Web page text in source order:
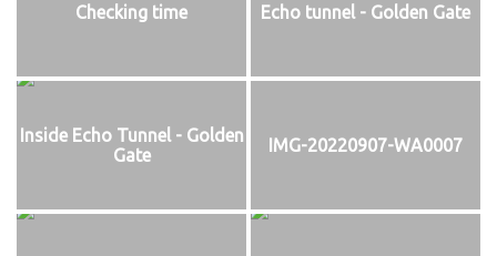
Checking time Echo tunnel - Golden Gate
Inside Echo Tunnel - Golden
Gate
IMG-20220907-WA0007